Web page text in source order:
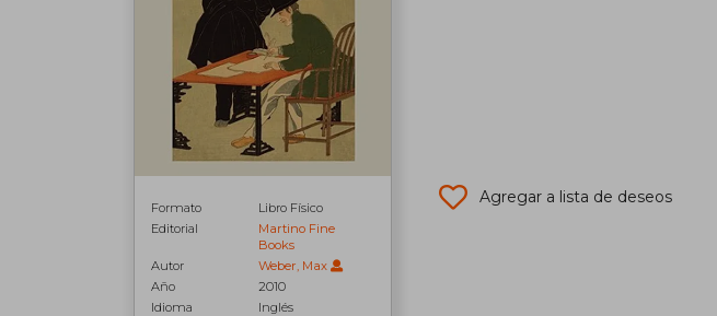
Formato
Libro Físico
Editorial
Martino Fine
Books
Autor
Weber, Max
Año
2010
Idioma
Inglés
Agregar a lista de deseos